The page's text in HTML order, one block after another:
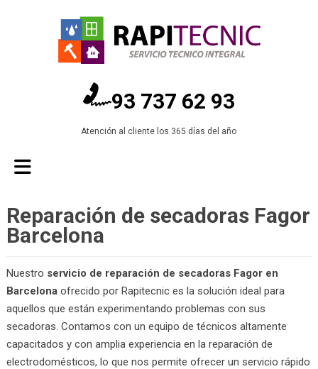
93 737 62 93
Atención al cliente los 365 días del año
Reparación de secadoras Fagor
Barcelona
Nuestro servicio de reparación de secadoras Fagor en
Barcelonaofrecido por Rapitecnic es la solución ideal para
aquellos que están experimentando problemas con sus
secadoras. Contamos con un equipo de técnicos altamente
capacitados y con amplia experiencia en la reparación de
electrodomésticos, lo que nos permite ofrecer un servicio rápido